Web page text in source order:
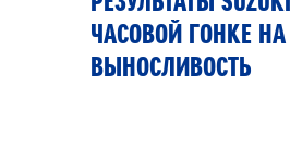
ЧАСОВОЙ ГОНКЕ НА
ВЫНОСЛИВОСТЬ